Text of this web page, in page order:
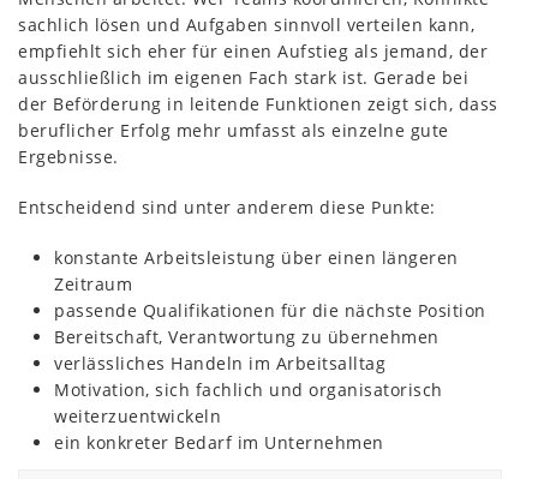
sachlich lösen und Aufgaben sinnvoll verteilen kann,
empfiehlt sich eher für einen Aufstieg als jemand, der
ausschließlich im eigenen Fach stark ist. Gerade bei
der Beförderung in leitende Funktionen zeigt sich, dass
beruflicher Erfolg mehr umfasst als einzelne gute
Ergebnisse.
Entscheidend sind unter anderem diese Punkte:
konstante Arbeitsleistung über einen längeren
Zeitraum
passende Qualifikationen für die nächste Position
Bereitschaft, Verantwortung zu übernehmen
verlässliches Handeln im Arbeitsalltag
Motivation, sich fachlich und organisatorisch
weiterzuentwickeln
ein konkreter Bedarf im Unternehmen